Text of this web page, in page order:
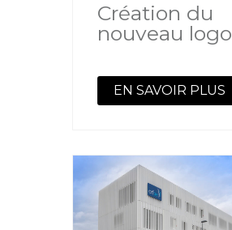
Création du
nouveau logo
EN SAVOIR PLUS